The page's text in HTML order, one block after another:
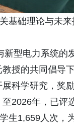
基础理论与未
型电力系统
授的共同倡导
科学研究，奖
2026年，已
生1,659人次，